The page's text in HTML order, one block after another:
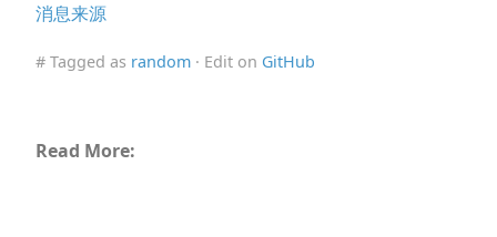
消息来源
# Tagged as random · Edit on GitHub
Read More: